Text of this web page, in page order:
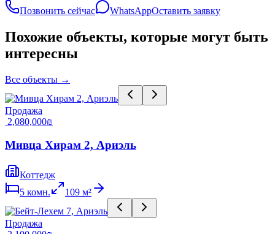
Позвонить сейчас
WhatsAppОставить заявку
Похожие объекты, которые могут быть
интересны
Все объекты →
Продажа
‏2,080,000 ‏₪
Мивца Хирам 2, Ариэль
Коттедж
5 комн. 109 м²
Продажа